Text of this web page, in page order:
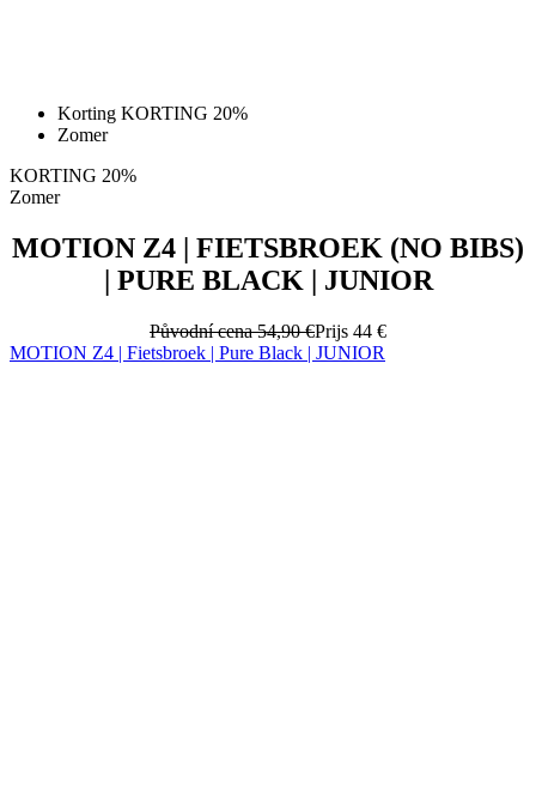
Korting KORTING 20%
Zomer
KORTING 20%
Zomer
MOTION Z4 | FIETSBROEK (NO BIBS)
| PURE BLACK | JUNIOR
Původní cena54,90 €Prijs 44 €
MOTION Z4 | Fietsbroek | Pure Black | JUNIOR